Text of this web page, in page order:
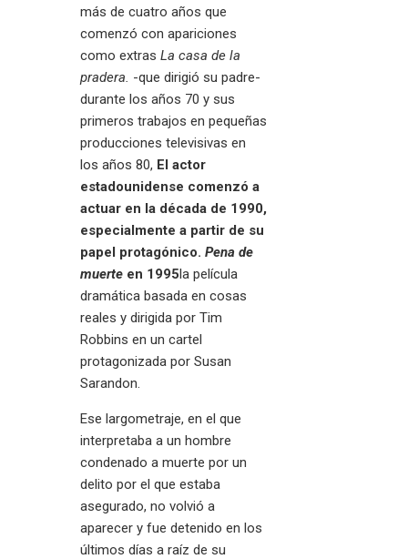
más de cuatro años que
comenzó con apariciones
como extras La casa de la
pradera. -que dirigió su padre-
durante los años 70 y sus
primeros trabajos en pequeñas
producciones televisivas en
los años 80, El actor
estadounidense comenzó a
actuar en la década de 1990,
especialmente a partir de su
papel protagónico. Pena de
muerte en 1995la película
dramática basada en cosas
reales y dirigida por Tim
Robbins en un cartel
protagonizada por Susan
Sarandon.
Ese largometraje, en el que
interpretaba a un hombre
condenado a muerte por un
delito por el que estaba
asegurado, no volvió a
aparecer y fue detenido en los
últimos días a raíz de su